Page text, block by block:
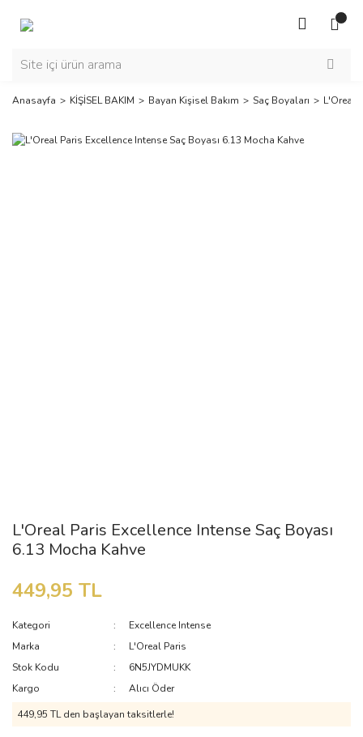
Anasayfa KİŞİSEL BAKIM Bayan Kişisel Bakım Saç Boyaları L'Oreal
L'Oreal Paris Excellence Intense Saç Boyası
6.13 Mocha Kahve
449,95 TL
Kategori
Excellence Intense
Marka
L'Oreal Paris
Stok Kodu
6N5JYDMUKK
Kargo
Alıcı Öder
449,95 TL den başlayan taksitlerle!